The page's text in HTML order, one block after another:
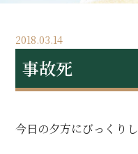
2018.03.14
事故死
今日の夕方にびっくり